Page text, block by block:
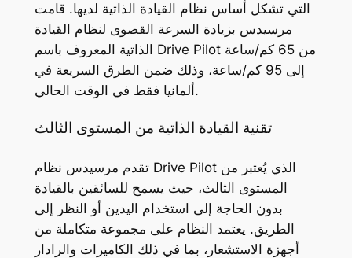
التي تشكل أساس نظام القيادة الذاتية لديها. قامت
مرسيدس بزيادة السرعة القصوى لنظام القيادة
الذاتية المعروف باسم Drive Pilot من 65 كم/ساعة
إلى 95 كم/ساعة، وذلك ضمن الطرق السريعة في
ألمانيا فقط في الوقت الحالي.
تقنية القيادة الذاتية من المستوى الثالث
تقدم مرسيدس نظام Drive Pilot الذي يُعتبر من
المستوى الثالث، حيث يسمح للسائقين بالقيادة
بدون الحاجة إلى استخدام اليدين أو النظر إلى
الطريق. يعتمد النظام على مجموعة متكاملة من
أجهزة الاستشعار، بما في ذلك الكاميرات والرادار